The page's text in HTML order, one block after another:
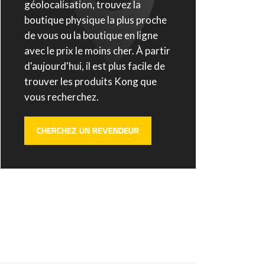
géolocalisation, trouvez la
boutique physique la plus proche
de vous ou la boutique en ligne
avec le prix le moins cher. À partir
d'aujourd'hui, il est plus facile de
trouver les produits Kong que
vous recherchez.
CHERCHEZ UN REVENDEUR